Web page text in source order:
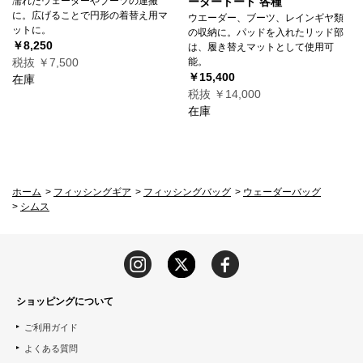
に。広げることで円形の着替え用マ
ットに。
￥8,250
税抜 ￥7,500
在庫
ウエーダー、ブーツ、レインギヤ類
の収納に。パッドを入れたリッド部
は、履き替えマットとして使用可
能。
￥15,400
税抜 ￥14,000
在庫
ホーム > フィッシングギア > フィッシングバッグ > ウェーダーバッグ
> シムス
ショッピングについて
ご利用ガイド
よくある質問